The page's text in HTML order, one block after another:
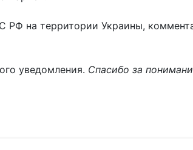
РФ на территории Украины,
уведомления. Спасибо за